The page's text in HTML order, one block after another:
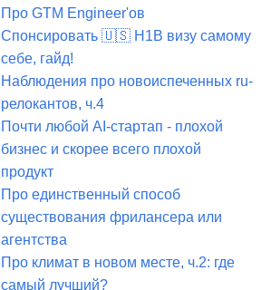
Про GTM Engineer'ов
Спонсировать 🇺🇸 H1B визу самому
себе, гайд!
Наблюдения про новоиспеченных ru-
релокантов, ч.4
Почти любой AI-стартап - плохой
бизнес и скорее всего плохой
продукт
Про единственный способ
существования фрилансера или
агентства
Про климат в новом месте, ч.2: где
самый лучший?